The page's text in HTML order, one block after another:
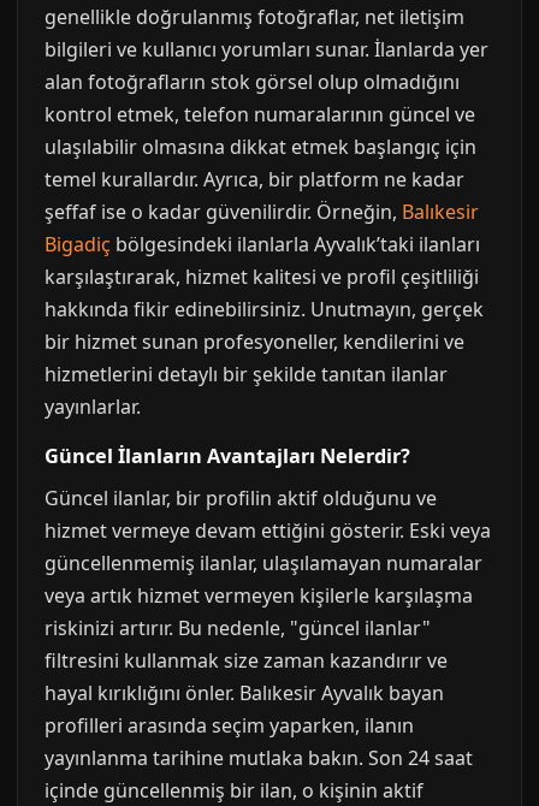
genellikle doğrulanmış fotoğraflar, net iletişim
bilgileri ve kullanıcı yorumları sunar. İlanlarda yer
alan fotoğrafların stok görsel olup olmadığını
kontrol etmek, telefon numaralarının güncel ve
ulaşılabilir olmasına dikkat etmek başlangıç için
temel kurallardır. Ayrıca, bir platform ne kadar
şeffaf ise o kadar güvenilirdir. Örneğin, Balıkesir
Bigadiç bölgesindeki ilanlarla Ayvalık’taki ilanları
karşılaştırarak, hizmet kalitesi ve profil çeşitliliği
hakkında fikir edinebilirsiniz. Unutmayın, gerçek
bir hizmet sunan profesyoneller, kendilerini ve
hizmetlerini detaylı bir şekilde tanıtan ilanlar
yayınlarlar.
Güncel İlanların Avantajları Nelerdir?
Güncel ilanlar, bir profilin aktif olduğunu ve
hizmet vermeye devam ettiğini gösterir. Eski veya
güncellenmemiş ilanlar, ulaşılamayan numaralar
veya artık hizmet vermeyen kişilerle karşılaşma
riskinizi artırır. Bu nedenle, "güncel ilanlar"
filtresini kullanmak size zaman kazandırır ve
hayal kırıklığını önler. Balıkesir Ayvalık bayan
profilleri arasında seçim yaparken, ilanın
yayınlanma tarihine mutlaka bakın. Son 24 saat
içinde güncellenmiş bir ilan, o kişinin aktif